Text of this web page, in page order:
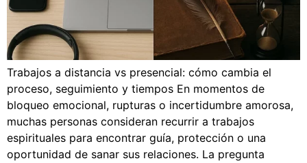
Trabajos a distancia vs presencial: cómo cambia el
proceso, seguimiento y tiempos En momentos de
bloqueo emocional, rupturas o incertidumbre amorosa,
muchas personas consideran recurrir a trabajos
espirituales para encontrar guía, protección o una
oportunidad de sanar sus relaciones. La pregunta